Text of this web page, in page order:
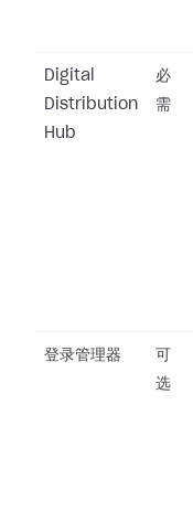
Digital
Distribution
Hub
必
需
登录管理器
可
选